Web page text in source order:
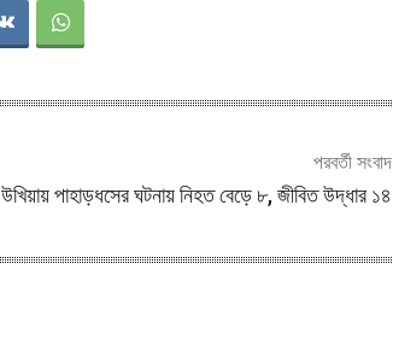
পরবর্তী সংবাদ
উখিয়ায় পাহাড়ধসের ঘটনায় নিহত বেড়ে ৮, জীবিত উদ্ধার ১৪